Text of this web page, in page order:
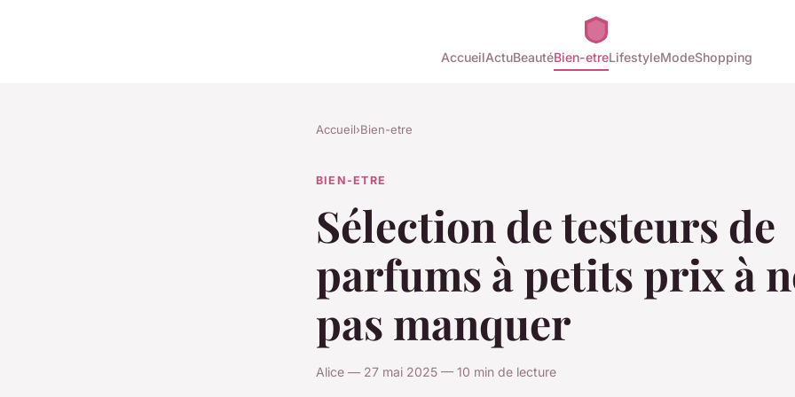
AccueilActuBeautéBien-etreLifestyleModeShopping
Accueil›Bien-etre
BIEN-ETRE
Sélection de testeurs de
parfums à petits prix à
pas manquer
Alice — 27 mai 2025 — 10 min de lecture